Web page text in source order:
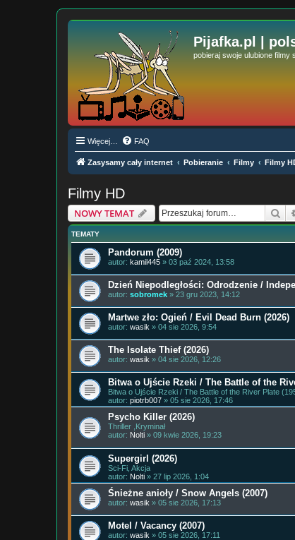
Pijafka.pl |
pobieraj swoje ulubione filmy
Więcej… FAQ
Zasysamy cały internet Pobieranie Filmy Filmy
Filmy HD
NOWY TEMAT
TEMATY
Pandorum (2009)
autor: kamil445 » 03 paź 2024, 13:58
Dzień Niepodległości: Odrodzenie /
autor: sobromek » 23 gru 2023, 14:12
Martwe zło: Ogień / Evil Dead Burn (2026)
autor: wasik » 04 sie 2026, 9:54
The Isolate Thief (2026)
autor: wasik » 04 sie 2026, 12:26
Bitwa o Ujście Rzeki / The Battle of the
Bitwa o Ujście Rzeki / The Battle of the River Plate
autor: piotrb007 » 05 sie 2026, 17:46
Psycho Killer (2026)
Thriller ,Kryminał
autor: Nolti » 09 kwie 2026, 19:23
Supergirl (2026)
Sci-Fi, Akcja
autor: Nolti » 27 lip 2026, 1:04
Śnieżne anioły / Snow Angels (2007)
autor: wasik » 05 sie 2026, 17:13
Motel / Vacancy (2007)
autor: wasik » 05 sie 2026, 17:11